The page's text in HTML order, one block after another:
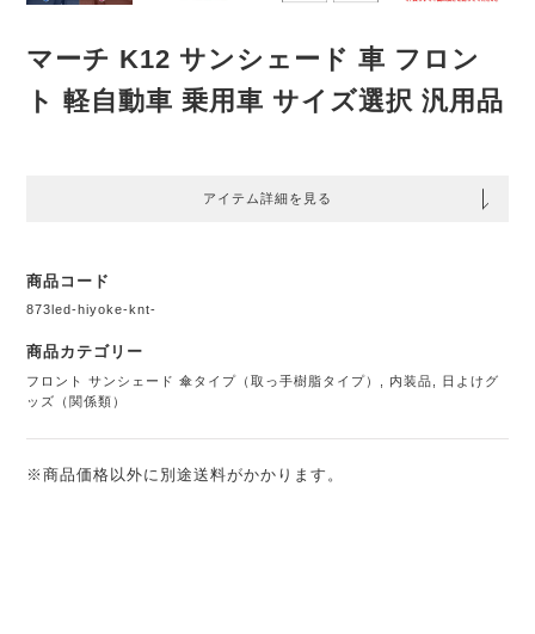
マーチ K12 サンシェード 車 フロン
ト 軽自動車 乗用車 サイズ選択 汎用品
アイテム詳細を見る
商品コード
873led-hiyoke-knt-
商品カテゴリー
フロント サンシェード 傘タイプ（取っ手樹脂タイプ） 内装品
日よけグ
ッズ（関係類）
※商品価格以外に別途送料がかかります。